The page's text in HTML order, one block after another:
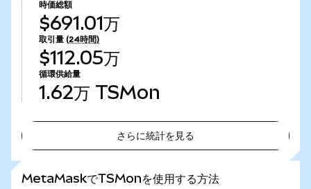
時価総額
$691.01万
取引量 (24時間)
$112.05万
循環供給量
1.62万 TSMon
さらに統計を見る
MetaMaskでTSMonを使用する方法